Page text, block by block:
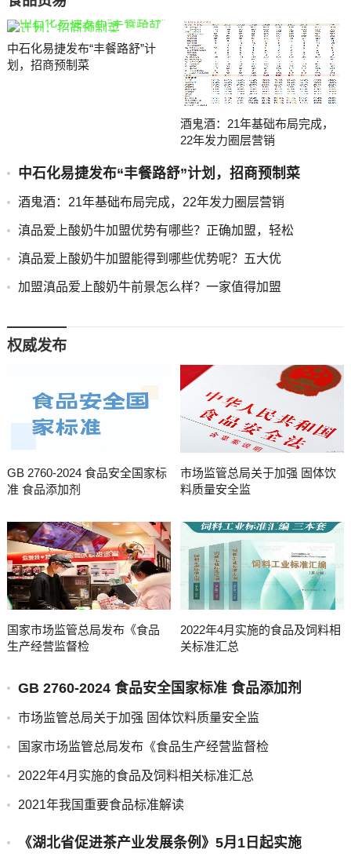
中石化易捷发布“丰餐路舒”计
划，招商预制菜
酒鬼酒：21年基础布局完成，
22年发力圈层营销
中石化易捷发布“丰餐路舒”计划，招商预制菜
酒鬼酒：21年基础布局完成，22年发力圈层营销
滇品爱上酸奶牛加盟优势有哪些？正确加盟，轻松
滇品爱上酸奶牛加盟能得到哪些优势呢？五大优
加盟滇品爱上酸奶牛前景怎么样？一家值得加盟
权威发布
GB 2760-2024 食品安全国家标
准 食品添加剂
市场监管总局关于加强 固体饮
料质量安全监
国家市场监管总局发布《食品
生产经营监督检
2022年4月实施的食品及饲料相
关标准汇总
GB 2760-2024 食品安全国家标准 食品添加剂
市场监管总局关于加强 固体饮料质量安全监
国家市场监管总局发布《食品生产经营监督检
2022年4月实施的食品及饲料相关标准汇总
2021年我国重要食品标准解读
《湖北省促进茶产业发展条例》5月1日起实施